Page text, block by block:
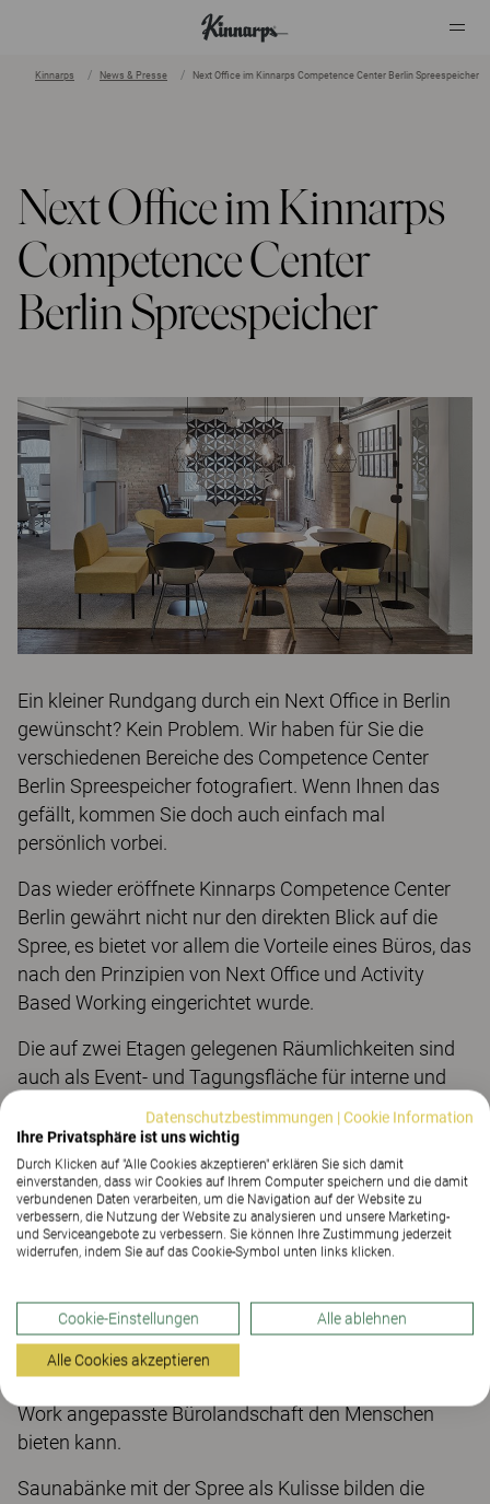
Kinnarps News & Presse Next Office im Kinnarps Competence Center Berlin Spreespeicher
Next Office im Kinnarps
Competence Center
Berlin Spreespeicher
Ein kleiner Rundgang durch ein Next Office in Berlin
gewünscht? Kein Problem. Wir haben für Sie die
verschiedenen Bereiche des Competence Center
Berlin Spreespeicher fotografiert. Wenn Ihnen das
gefällt, kommen Sie doch auch einfach mal
persönlich vorbei.
Das wieder eröffnete Kinnarps Competence Center
Berlin gewährt nicht nur den direkten Blick auf die
Spree, es bietet vor allem die Vorteile eines Büros, das
nach den Prinzipien von Next Office und Activity
Based Working eingerichtet wurde.
Die auf zwei Etagen gelegenen Räumlichkeiten sind
auch als Event- und Tagungsfläche für interne und
externe Veranstaltungen nutzbar.
High-Focus Workstations, Personal Workstations
und Homebase für das konzentrierte Arbeiten
Touch-Down Zonen, Kollaborationsbereiche und
Projektzonen zeigen, wie Teams heute bei ihren
Verschieden große Meeting-Räume, Creative
Workplaces und eine Library machen deutlich, welche
Work angepasste Bürolandschaft den Menschen
bieten kann.
Saunabänke mit der Spree als Kulisse bilden die
Datenschutzbestimmungen |Cookie Information
Ihre Privatsphäre ist uns wichtig
Durch Klicken auf "Alle Cookies akzeptieren" erklären Sie sich damit
einverstanden, dass wir Cookies auf Ihrem Computer speichern und die damit
verbundenen Daten verarbeiten, um die Navigation auf der Website zu
verbessern, die Nutzung der Website zu analysieren und unsere Marketing-
und Serviceangebote zu verbessern. Sie können Ihre Zustimmung jederzeit
widerrufen, indem Sie auf das Cookie-Symbol unten links klicken.
Cookie-Einstellungen Alle ablehnen
Alle Cookies akzeptieren